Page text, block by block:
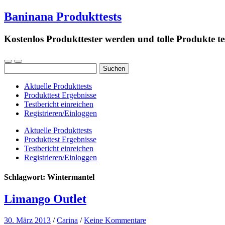
Baninana Produkttests
Kostenlos Produkttester werden und tolle Produkte
nach:
Aktuelle Produkttests
Produkttest Ergebnisse
Testbericht einreichen
Registrieren/Einloggen
Aktuelle Produkttests
Produkttest Ergebnisse
Testbericht einreichen
Registrieren/Einloggen
Schlagwort: Wintermantel
Limango Outlet
30. März 2013 /Carina /Keine Kommentare